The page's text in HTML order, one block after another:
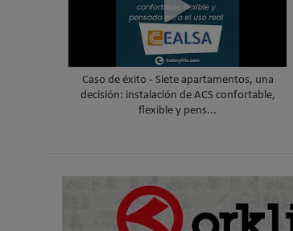
Caso de éxito - Siete apartamentos, una
decisión: instalación de ACS confortable,
flexible y pens...